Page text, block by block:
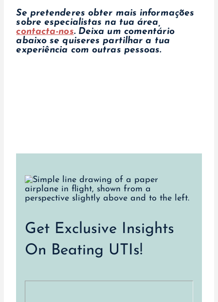
Se pretenderes obter mais informações
sobre especialistas na tua área,
contacta-nos. Deixa um comentário
abaixo se quiseres partilhar a tua
experiência com outras pessoas.
Get Exclusive Insights
On Beating UTIs!